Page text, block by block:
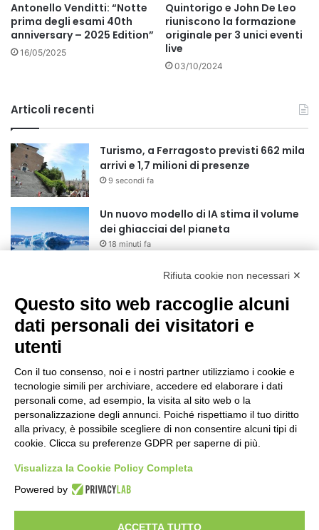
Antonello Venditti: “Notte
prima degli esami 40th
anniversary – 2025 Edition”
16/05/2025
Quintorigo e John De Leo
riuniscono la formazione
originale per 3 unici eventi
live
03/10/2024
Articoli recenti
Turismo, a Ferragosto previsti 662 mila
arrivi e 1,7 milioni di presenze
9 secondi fa
Un nuovo modello di IA stima il volume
dei ghiacciai del pianeta
18 minuti fa
Sogin, il Parlamento amplia
della Società di Stato
18 ore fa
cervello
19 ore fa
Una guida alimentare per affrontare i
giorni più caldi: come idratarsi e cosa
portare in tavola a Ferragosto
Inaugurato a Centocelle il primo rifugio
fito-bioclimatico della città
1 giorno fa
Rifiuta cookie non necessari ✕
Questo sito web raccoglie alcuni
dati personali dei visitatori e
utenti
Con il tuo consenso, noi e i nostri partner utilizziamo i cookie e
tecnologie simili per archiviare, accedere ed elaborare i dati
personali come, ad esempio, la visita al sito web o la
personalizzazione degli annunci. Poiché rispettiamo il tuo diritto
alla privacy, è possibile scegliere di non consentire alcuni tipi di
cookie. Clicca su preferenze GDPR per saperne di più.
Visualizza la Cookie Policy Completa
Powered by
ACCETTA TUTTO